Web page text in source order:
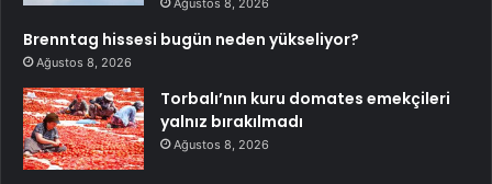
Ağustos 8, 2026
Brenntag hissesi bugün neden yükseliyor?
Ağustos 8, 2026
Torbalı’nın kuru domates emekçileri
yalnız bırakılmadı
Ağustos 8, 2026